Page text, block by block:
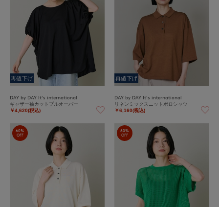
再値下げ
DAY by DAY It's international
ギャザー袖カットプルオーバー
￥4,620(税込)
再値下げ
DAY by DAY It's international
リネンミックスニットポロシャツ
￥6,160(税込)
60%
OFF
60%
OFF